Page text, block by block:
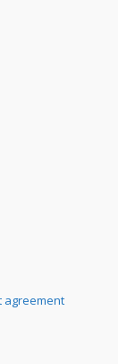
agreement